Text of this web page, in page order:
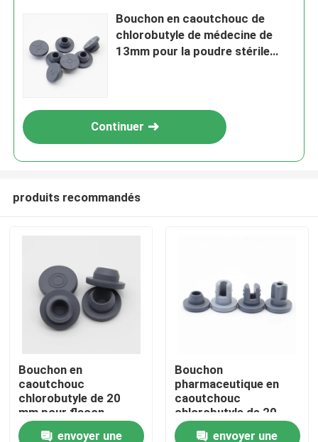
Produits
À propos de nous
Bouchon en caoutchouc de
chlorobutyle de médecine de
13mm pour la poudre stérile
Continuer
produits recommandés
Bouchon en
caoutchouc
chlorobutyle de 20
mm pour flacon
d'injection ISO9001
envoyer une
Bouchon
pharmaceutique en
caoutchouc
chlorobutyle de 20
mm pour la
envoyer une